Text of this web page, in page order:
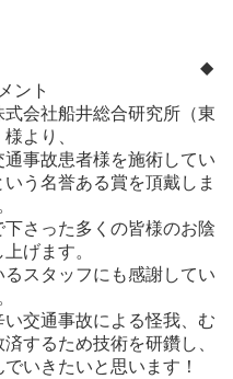
◆
ント
会社船井総合研究所（東
より、
事故患者様を施術してい
う名誉ある賞を頂戴しま
さった多くの皆様のお陰
げます。
スタッフにも感謝してい
交通事故による怪我、む
するため技術を研鑽し、
いきたいと思います！